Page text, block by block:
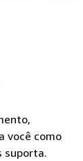
você como
suporta.